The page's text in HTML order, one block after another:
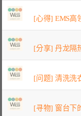
[心得] EMS高
[分享] 丹龙隔
[问题] 清洗洗
[寻物] 窗台下